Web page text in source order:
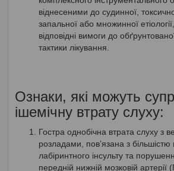
віднесеними до судинної,
запальної або множинної
відповідні вимоги до
тактики лікування.
Ознаки, які можуть
ішемічну втрату слуху:
Гостра однобічна втрата слуху з
розладами, пов’язана з більшістю
лабіринтного інсульту та
передній нижній мозковій артерії